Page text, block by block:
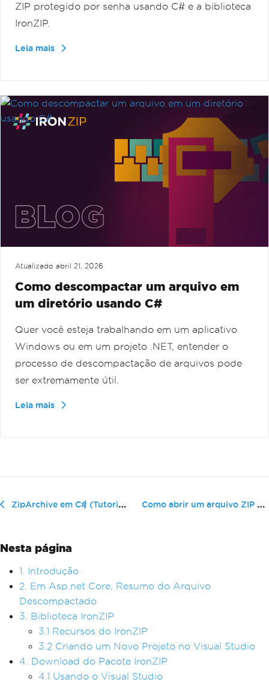
ZIP protegido por senha usando C# e a biblioteca
IronZIP.
Leia mais
Atualizado abril 21, 2026
Como descompactar um arquivo em
um diretório usando C#
Quer você esteja trabalhando em um aplicativo
Windows ou em um projeto .NET, entender o
processo de descompactação de arquivos pode
ser extremamente útil.
Leia mais
ZipArchive em C# (Tutorial para Desenvolvedores) Como abrir um arquivo ZIP em C#
Nesta página
1. Introdução
2. Em Asp.net Core, Resumo do Arquivo
Descompactado
3. Biblioteca IronZIP
3.1 Recursos do IronZIP
3.2 Criando um Novo Projeto no Visual Studio
4. Download do Pacote IronZIP
4.1 Usando o Visual Studio